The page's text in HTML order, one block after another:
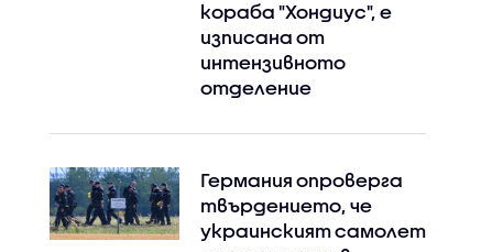
кораба "Хондиус", е
изписана от
интензивното
отделение
Германия опроверга
твърдението, че
украинският самолет